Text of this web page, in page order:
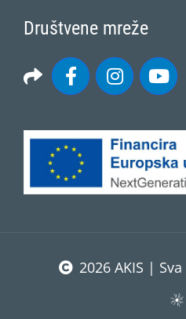
Društvene mreže
2026 AKIS |